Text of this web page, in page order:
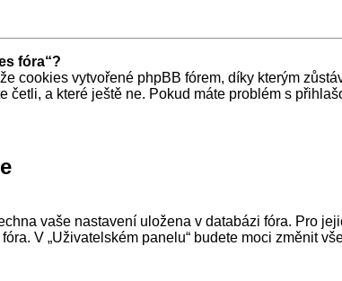
fóra“?
cookies vytvořené phpBB fórem, díky kterým
četli, a které ještě ne. Pokud máte problém s
vaše nastavení uložena v databázi fóra. Pro
V „Uživatelském panelu“ budete moci změnit